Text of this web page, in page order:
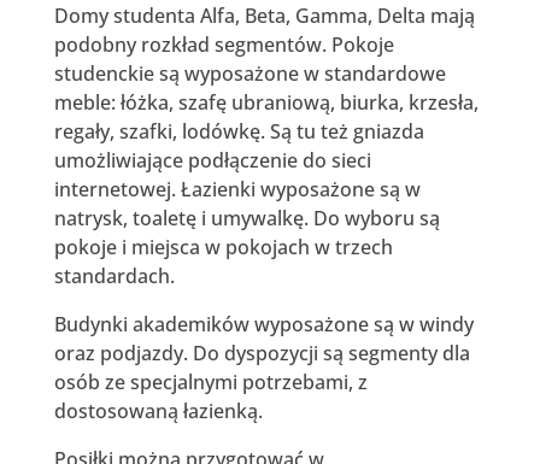
Domy studenta Alfa, Beta, Gamma, Delta mają
podobny rozkład segmentów. Pokoje
studenckie są wyposażone w standardowe
meble: łóżka, szafę ubraniową, biurka, krzesła,
regały, szafki, lodówkę. Są tu też gniazda
umożliwiające podłączenie do sieci
internetowej. Łazienki wyposażone są w
natrysk, toaletę i umywalkę. Do wyboru są
pokoje i miejsca w pokojach w trzech
standardach.
Budynki akademików wyposażone są w windy
oraz podjazdy. Do dyspozycji są segmenty dla
osób ze specjalnymi potrzebami, z
dostosowaną łazienką.